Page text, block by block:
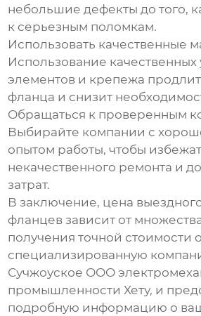
небольшие дефекты до того,
к серьезным поломкам.
Использовать качественные
Использование качественных
элементов и крепежа
фланца и снизит
Обращаться к проверенным
Выбирайте компании с
опытом работы, чтобы
некачественного ремонта и
затрат.
В заключение, цена
фланцев зависит от
получения точной стоимости
специализированную
Сучжоуское ООО
промышленности Хету, и
подробную информацию о